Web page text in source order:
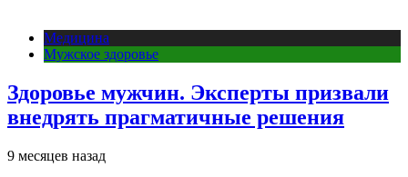
Медицина
Мужское здоровье
Здоровье мужчин. Эксперты призвали
внедрять прагматичные решения
9 месяцев назад